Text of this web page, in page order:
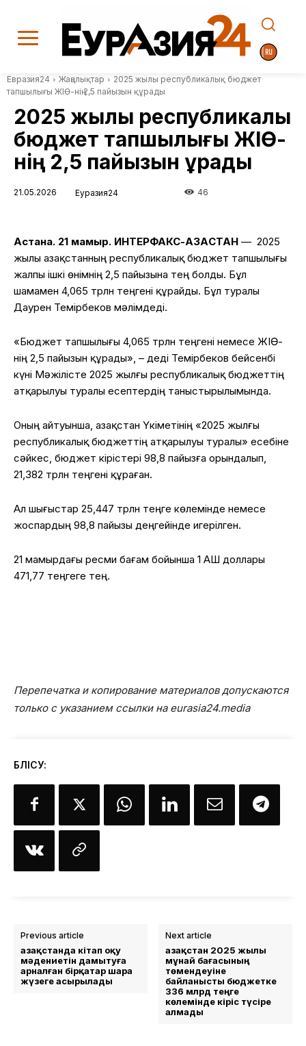
Евразия24 Жаңалықтар
2025 жылы республикалық бюджет
тапшылығы ЖІӨ-нің 2,5 пайызын құрады
2025 жылы республикалық
бюджет тапшылығы ЖІӨ-
нің 2,5 пайызын құрады
21.05.2026 Еуразия24 46
Астана. 21 мамыр. ИНТЕРФАКС-ҚАЗАҚСТАН — 2025
жылы Қазақстанның республикалық бюджет тапшылығы
жалпы ішкі өнімнің 2,5 пайызына тең болды. Бұл
шамамен 4,065 трлн теңгені құрайды. Бұл туралы
Даурен Темірбеков мәлімдеді.
«Бюджет тапшылығы 4,065 трлн теңгені немесе ЖІӨ-
нің 2,5 пайызын құрады», – деді Темірбеков бейсенбі
күні Мәжілісте 2025 жылғы республикалық бюджеттің
атқарылуы туралы есептердің таныстырылымында.
Оның айтуынша, Қазақстан Үкіметінің «2025 жылғы
республикалық бюджеттің атқарылуы туралы» есебіне
сәйкес, бюджет кірістері 98,8 пайызға орындалып,
21,382 трлн теңгені құраған.
Ал шығыстар 25,447 трлн теңге көлемінде немесе
жоспардың 98,8 пайызы деңгейінде игерілген.
21 мамырдағы ресми бағам бойынша 1 АҚШ доллары
471,77 теңгеге тең.
Перепечатка и копирование материалов допускаются
только с указанием ссылки на eurasia24.media
БӨЛІСУ:
Previous article
Қазақстанда кітап оқу
мәдениетін дамытуға
арналған бірқатар шара
жүзеге асырылады
Next article
Қазақстан 2025 жылы
мұнай бағасының
төмендеуіне
байланысты бюджетке
336 млрд теңге
көлемінде кіріс түсіре
алмады